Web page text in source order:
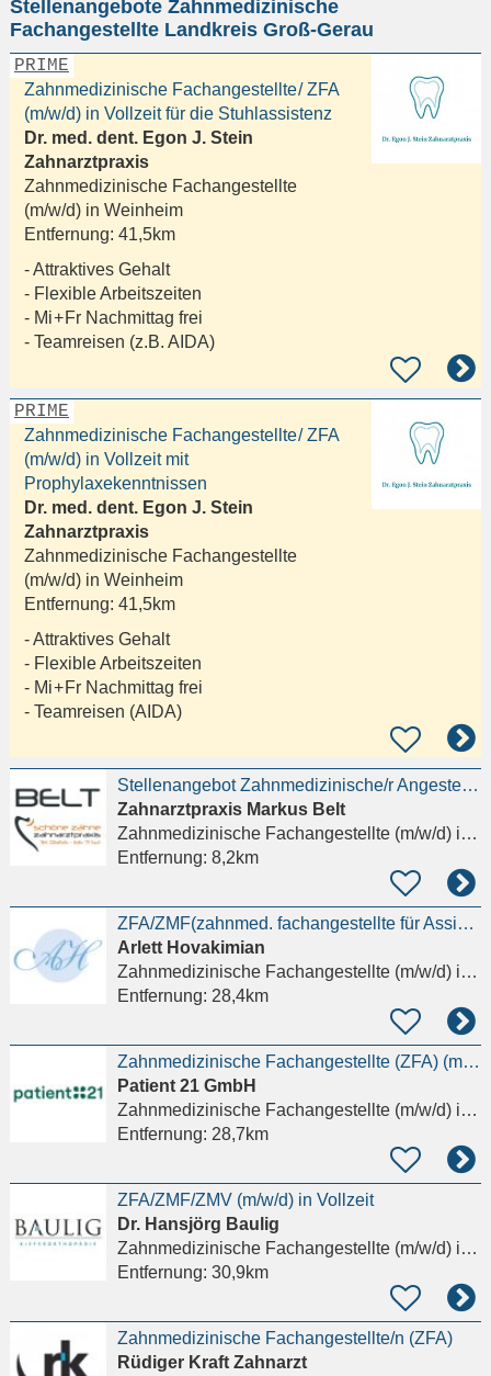
eingeben
Stellenangebote Zahnmedizinische
Fachangestellte Landkreis Groß-Gerau
PRIME
Zahnmedizinische Fachangestellte / ZFA
(m/w/d) in Vollzeit für die Stuhlassistenz
Dr. med. dent. Egon J. Stein
Zahnarztpraxis
Zahnmedizinische Fachangestellte
(m/w/d) in Weinheim
Entfernung: 41,5km
- Attraktives Gehalt
- Flexible Arbeitszeiten
- Mi + Fr Nachmittag frei
- Teamreisen (z.B. AIDA)
PRIME
Zahnmedizinische Fachangestellte / ZFA
(m/w/d) in Vollzeit mit
Prophylaxekenntnissen
Dr. med. dent. Egon J. Stein
Zahnarztpraxis
Zahnmedizinische Fachangestellte
(m/w/d) in Weinheim
Entfernung: 41,5km
- Attraktives Gehalt
- Flexible Arbeitszeiten
- Mi + Fr Nachmittag frei
- Teamreisen (AIDA)
Stellenangebot Zahnmedizinische/r Angestellte/r - ZFA (m/w/d)
Zahnarztpraxis Markus Belt
Zahnmedizinische Fachangestellte (m/w/d)in Griesheim
Entfernung: 8,2km
ZFA/ZMF(zahnmed. fachangestellte für Assistenz+PZR gesucht! MIT Fachqualifikation !TZ möglich!
Arlett Hovakimian
Zahnmedizinische Fachangestellte (m/w/d)in Frankfurt am Main, Westend-Süd
Entfernung: 28,4km
Zahnmedizinische Fachangestellte (ZFA) (m/w/d) – Chirurgie
Patient 21 GmbH
Zahnmedizinische Fachangestellte (m/w/d)in Frankfurt am Main
Entfernung: 28,7km
ZFA/ZMF/ZMV (m/w/d) in Vollzeit
Dr. Hansjörg Baulig
Zahnmedizinische Fachangestellte (m/w/d)in Alzey
Entfernung: 30,9km
Zahnmedizinische Fachangestellte/n (ZFA)
Rüdiger Kraft Zahnarzt